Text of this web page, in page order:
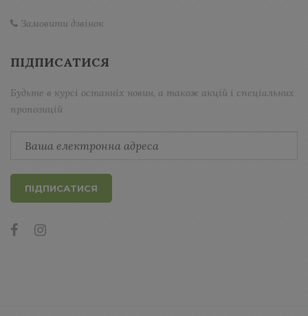
Замовити дзвінок
ПІДПИСАТИСЯ
Будьте в курсі останніх новин, а також акцій і спеціальних
пропозицій
ПІДПИСАТИСЯ